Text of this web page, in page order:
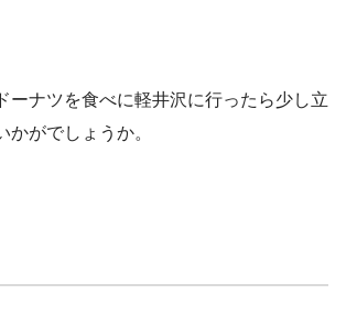
ーナツを食べに軽井沢に行ったら少し立
かがでしょうか。